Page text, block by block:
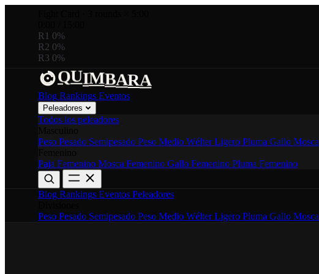
R1 0%
R2 0%
R3 0%
QUIMBARA
Blog Rankings Eventos
Peleadores
Todos los peleadores
Peso Pesado Semipesado Peso Medio WélterLigero Pluma Gallo Mosca
Paja Femenino Mosca Femenino Gallo Femenino Pluma Femenino
Blog Rankings Eventos Peleadores
Peso Pesado Semipesado Peso Medio WélterLigero Pluma Gallo Mosca